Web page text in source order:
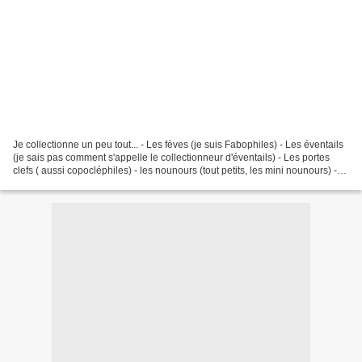
Je collectionne un peu tout... - Les fèves (je suis Fabophiles) - Les éventails
(je sais pas comment s'appelle le collectionneur d'éventails) - Les portes
clefs ( aussi copocléphiles) - les nounours (tout petits, les mini nounours) -